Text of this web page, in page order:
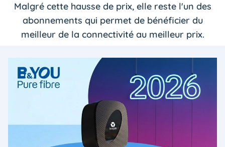
Malgré cette hausse de prix, elle reste l'un des
abonnements qui permet de bénéficier du
meilleur de la connectivité au meilleur prix.